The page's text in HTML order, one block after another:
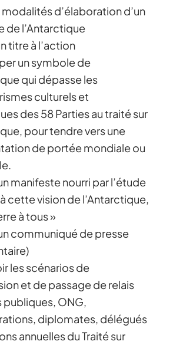
modalités d’élaboration d’un
de l’Antarctique
titre à l’action
un symbole de
qui dépasse les
culturels et
des 58 Parties au traité sur
pour tendre vers une
de portée mondiale ou
manifeste nourri par l’étude
cette vision de l’Antarctique,
à tous »
communiqué de presse
les scénarios de
et de passage de relais
ONG,
diplomates, délégués
annuelles du Traité sur